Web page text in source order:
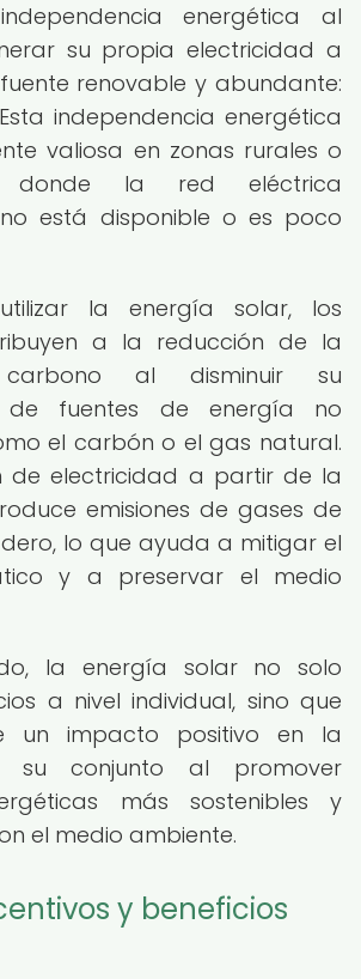
energética al
su propia electricidad a
renovable y abundante:
independencia energética
valiosa en zonas rurales o
donde la red eléctrica
está disponible o es poco
la energía solar, los
a la reducción de la
al disminuir su
de fuentes de energía no
el carbón o el gas natural.
de electricidad a partir de la
emisiones de gases de
lo que ayuda a mitigar el
y a preservar el medio
la energía solar no solo
a nivel individual, sino que
un impacto positivo en la
su conjunto al promover
más sostenibles y
el medio ambiente.
y beneficios